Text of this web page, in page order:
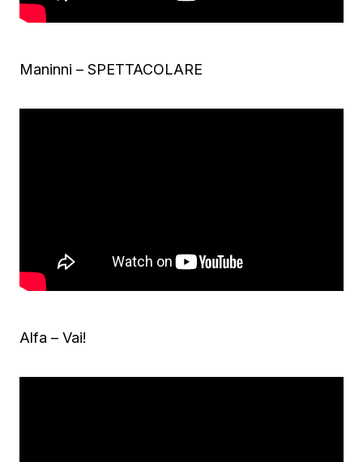
Maninni – SPETTACOLARE
Alfa – Vai!